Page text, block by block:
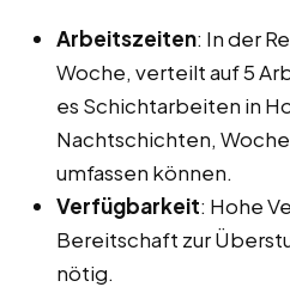
Arbeitszeiten: In der
Woche, verteilt auf 5
es Schichtarbeiten in
Nachtschichten,
umfassen können.
Verfügbarkeit: Hohe
Bereitschaft zur
nötig.